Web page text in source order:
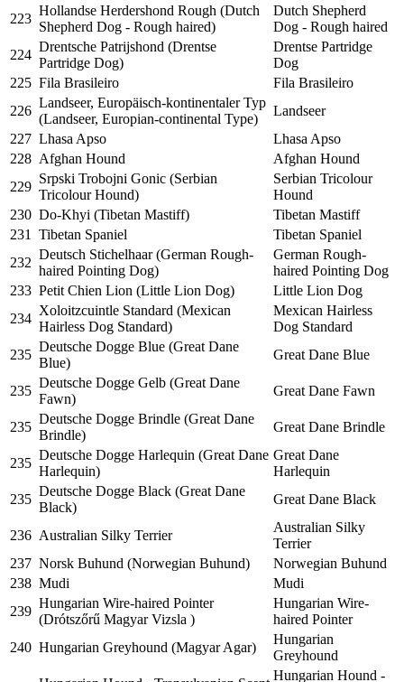
223
Hollandse Herdershond Rough (Dutch
Shepherd Dog - Rough haired)
Dutch Shepherd
Dog - Rough haired
224
Drentsche Patrijshond (Drentse
Partridge Dog)
Drentse Partridge
Dog
225 Fila Brasileiro
Fila Brasileiro
226
Landseer, Europäisch-kontinentaler Typ
(Landseer, Europian-continental Type)
Landseer
227 Lhasa Apso
Lhasa Apso
228 Afghan Hound
Afghan Hound
229
Srpski Trobojni Gonic (Serbian
Tricolour Hound)
Serbian Tricolour
Hound
230 Do-Khyi (Tibetan Mastiff)
Tibetan Mastiff
231
Tibetan Spaniel
Tibetan Spaniel
232
Deutsch Stichelhaar (German Rough-
haired Pointing Dog)
German Rough-
haired Pointing Dog
233 Petit Chien Lion (Little Lion Dog)
Little Lion Dog
234
Xoloitzcuintle Standard (Mexican
Hairless Dog Standard)
Mexican Hairless
Dog Standard
235
Deutsche Dogge Blue (Great Dane
Blue)
Great Dane Blue
235
Deutsche Dogge Gelb (Great Dane
Fawn)
Great Dane Fawn
235
Deutsche Dogge Brindle (Great Dane
Brindle)
Great Dane Brindle
235
Deutsche Dogge Harlequin (Great Dane
Harlequin)
Great Dane
Harlequin
235
Deutsche Dogge Black (Great Dane
Black)
Great Dane Black
236 Australian Silky Terrier
Australian Silky
Terrier
237 Norsk Buhund (Norwegian Buhund)
Norwegian Buhund
238 Mudi
Mudi
239
Hungarian Wire-haired Pointer
(Drótszőrű Magyar Vizsla )
Hungarian Wire-
haired Pointer
240 Hungarian Greyhound (Magyar Agar)
Hungarian
Greyhound
Hungarian Hound -